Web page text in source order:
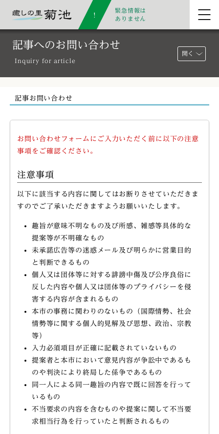
緊急情報は
ありません
記事へのお問い合わせ
Inquiry for article
開く
記事お問い合わせ
お問い合わせフォームにご入力いただく前に以下の注意
事項をご確認ください。
注意事項
以下に該当する内容に関してはお断りさせていただきま
すのでご了承いただきますようお願いいたします。
趣旨が意味不明なもの及び所感、雑感等具体的な
提案等が不明確なもの
未承諾広告等の迷惑メール及び明らかに営業目的
と判断できるもの
個人又は団体等に対する誹謗中傷及び公序良俗に
反した内容や個人又は団体等のプライバシーを侵
害する内容が含まれるもの
本市の事務に関わりのないもの（国際情勢、社会
情勢等に関する個人的見解及び思想、政治、宗教
等）
入力必須項目が正確に記載されていないもの
提案者と本市において意見内容が争訟中であるも
のや判決により終局した係争であるもの
同一人による同一趣旨の内容で既に回答を行って
いるもの
不当要求の内容を含むものや提案に関して不当要
求相当行為を行っていたと判断されるもの